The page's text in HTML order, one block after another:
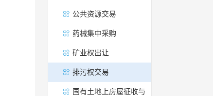
公共资源交易
药械集中采购
矿业权出让
排污权交易
国有土地上房屋征收与